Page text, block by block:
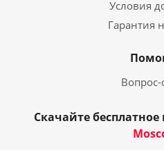
Условия
Гарантия
Вопрос-
Скачайте